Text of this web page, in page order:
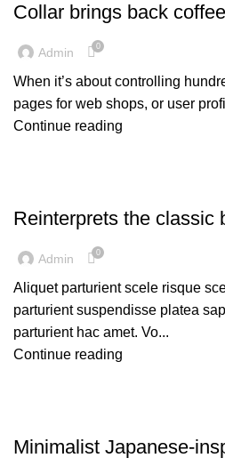
Collar brings back
Admin 0
When it’s about controlling
pages for web shops, or user
Continue reading
Reinterprets the classic
Admin 0
Aliquet parturient scele risque
parturient suspendisse platea
parturient hac amet. Vo...
Continue reading
Minimalist Japanese-